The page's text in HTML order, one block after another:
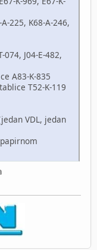
225, K68-A-246,
J04-E-482,
A83-K-835
T52-K-119
VDL, jedan